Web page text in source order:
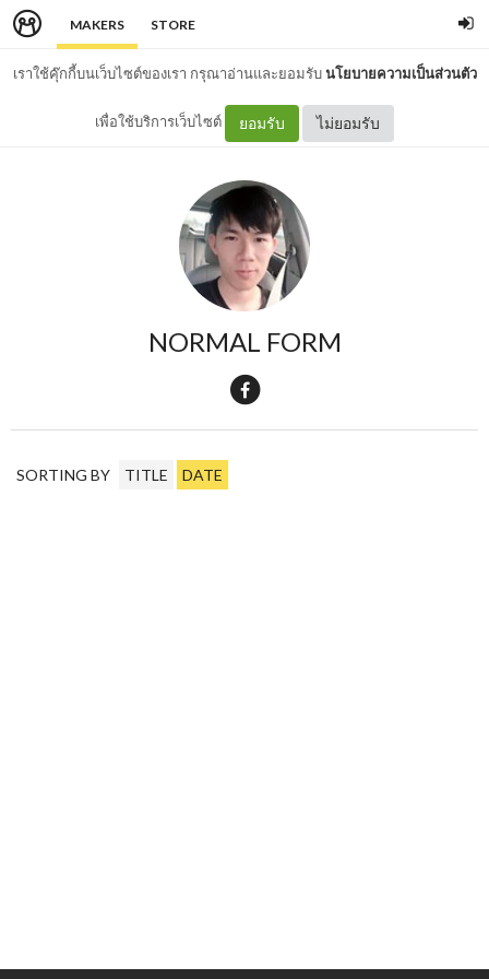
MAKERS STORE
เราใช้คุ๊กกี้บนเว็บไซต์ของเรา กรุณาอ่านและยอมรับนโยบายความเป็นส่วนตัว
เพื่อใช้บริการเว็บไซต์ ยอมรับ ไม่ยอมรับ
NORMAL FORM
SORTING BY TITLE DATE